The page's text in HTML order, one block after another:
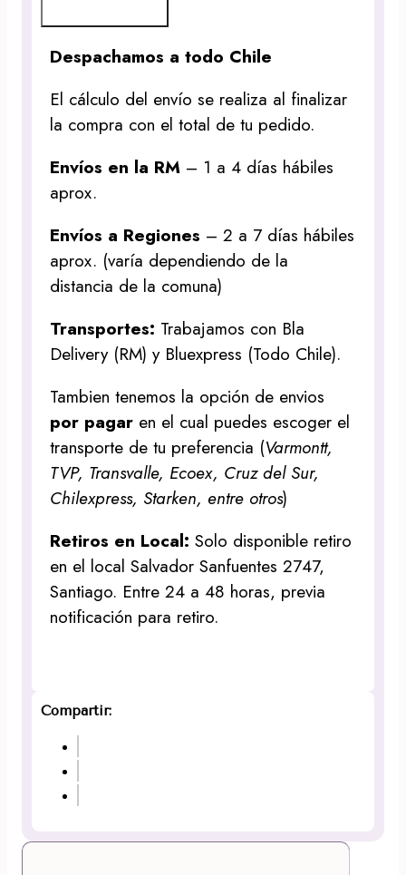
Despachamos a todo Chile
El cálculo del envío se realiza al finalizar
la compra con el total de tu pedido.
Envíos en la RM – 1 a 4 días hábiles
aprox.
Envíos a Regiones – 2 a 7 días hábiles
aprox. (varía dependiendo de la
distancia de la comuna)
Transportes: Trabajamos con Bla
Delivery (RM) y Bluexpress (Todo Chile).
Tambien tenemos la opción de envios
por pagar en el cual puedes escoger el
transporte de tu preferencia (Varmontt,
TVP, Transvalle, Ecoex, Cruz del Sur,
Chilexpress, Starken, entre otros)
Retiros en Local:Solo disponible retiro
en el local Salvador Sanfuentes 2747,
Santiago. Entre 24 a 48 horas, previa
notificación para retiro.
Compartir: